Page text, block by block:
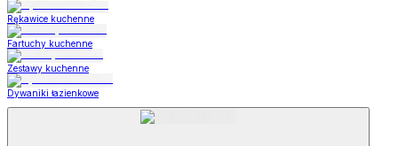
Rękawice kuchenne
Fartuchy kuchenne
Zestawy kuchenne
Dywaniki łazienkowe